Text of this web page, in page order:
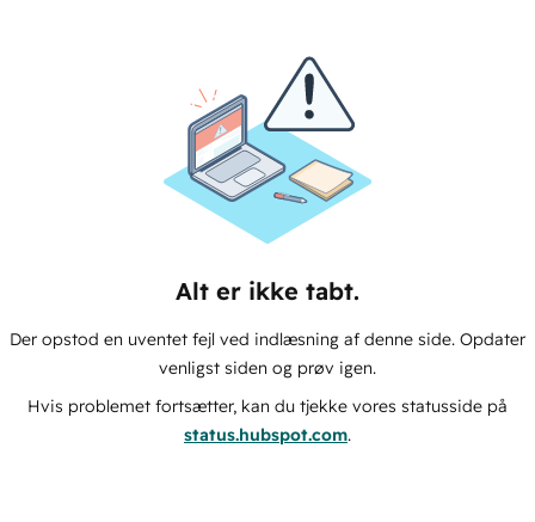
Alt er ikke tabt.
Der opstod en uventet fejl ved indlæsning af denne side. Opdater
venligst siden og prøv igen.
Hvis problemet fortsætter, kan du tjekke vores statusside på
status.hubspot.com.